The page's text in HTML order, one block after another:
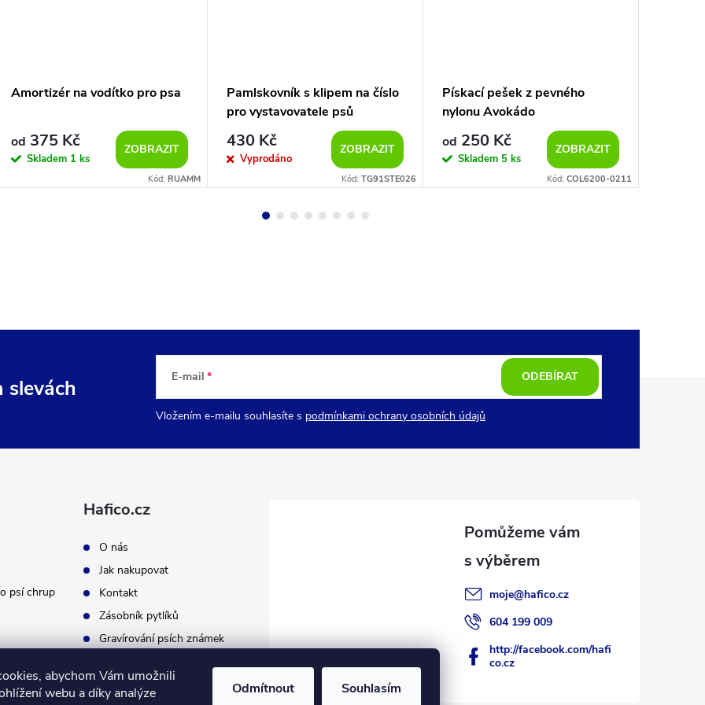
abychom Vám umožnili
webu a díky analýze
Odmítnout Souhlasím
Amortizér na vodítko pro psa
od 375 Kč
Skladem 1 ks
ZOBRAZIT
Kód: RUAMM
Pamlskovník s klipem na číslo
pro vystavovatele psů
430 Kč
Vyprodáno
ZOBRAZIT
Kód: TG91STE026
Pískací pešek z pevného
nylonu Avokádo
od 250 Kč
Skladem 5 ks
ZOBRAZIT
Kód: COL6200-0211
slevách E-mail
Vložením e-mailu souhlasíte s podmínkami ochrany osobních údajů
ODEBÍRAT
psí chrup
Hafico.cz
O nás
Jak nakupovat
Kontakt
Zásobník pytlíků
Gravírování psích známek
moje@hafico.cz
604 199 009
http://facebook.com/hafi
co.cz